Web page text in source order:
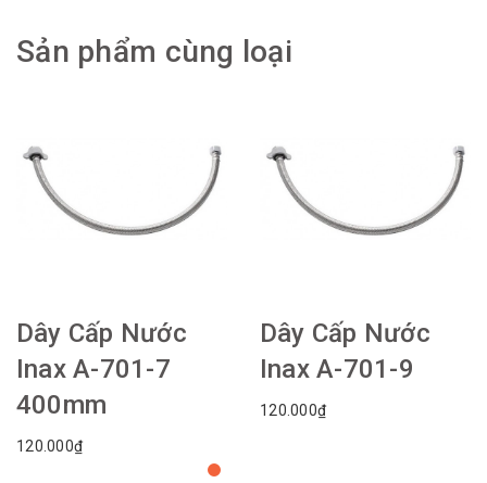
Sản phẩm cùng loại
Dây Cấp Nước
Inax A-701-7
400mm
120.000₫
Dây Cấp Nước
Inax A-701-9
120.000₫